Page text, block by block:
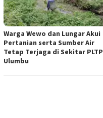
Warga Wewo dan Lungar Akui
Pertanian serta Sumber Air
Tetap Terjaga di Sekitar PLTP
Ulumbu